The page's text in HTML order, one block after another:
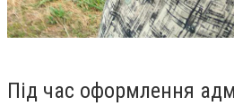
Під час оформлення